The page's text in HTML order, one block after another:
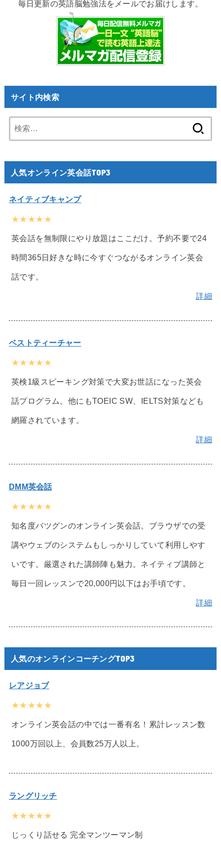
毎日更新の英語脳勉強法をメールでお届けします。
サイト内検索
索:
人気オンライン英会話TOP3
ネイティブキャンプ
★★★★★
英会話を無制限にやり放題はここだけ。予約不要で24
時間365日好きな時に今すぐつながるオンライン英会
話です。
詳細
ベストティーチャー
★★★★★
英検1級スピーキング対策で大変お世話になった英会
話プログラム。他にもTOEIC SW、IELTS対策なども
網羅されています。
詳細
DMM英会話
★★★★★
知名度バツグンのオンライン英会話。ブラウザでの受
講やウェブのシステムもしっかりしていて利用しやす
いです。厳選された講師陣も魅力。ネイティブ講師と
毎日一回レッスンで20,000円以下はお手頃です。
詳細
人気のオンラインコーチングTOP3
レアジョブ
★★★★★
オンライン英会話の中では一番有名！累計レッスン数
1000万回以上、会員数25万人以上。
ラングリッチ
★★★★★
じっくり話せる 完全マンツーマン制